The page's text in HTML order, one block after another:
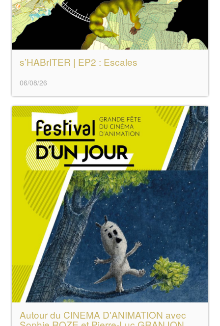
s’HABrITER | EP2 : Escales
06/08/26
Autour du CINEMA D'ANIMATION avec